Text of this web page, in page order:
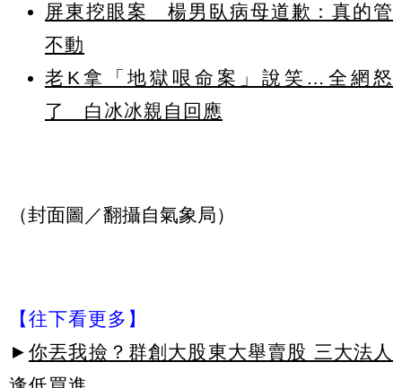
屏東挖眼案 楊男臥病母道歉：真的管
不動
老K拿「地獄哏命案」說笑…全網怒
了 白冰冰親自回應
（封面圖／翻攝自氣象局）
【往下看更多】
► 你丟我撿？群創大股東大舉賣股 三大法人